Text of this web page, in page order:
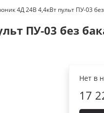
4Д 24В 4,4кВт пульт ПУ-03
ПУ-03 без
Нет в
17